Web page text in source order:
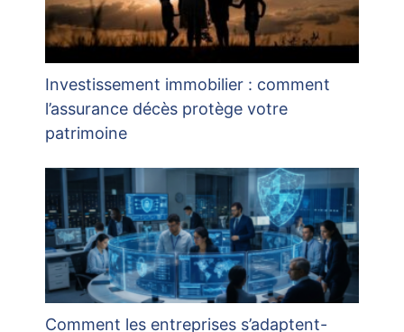
Investissement immobilier : comment
l’assurance décès protège votre
patrimoine
Comment les entreprises s’adaptent-